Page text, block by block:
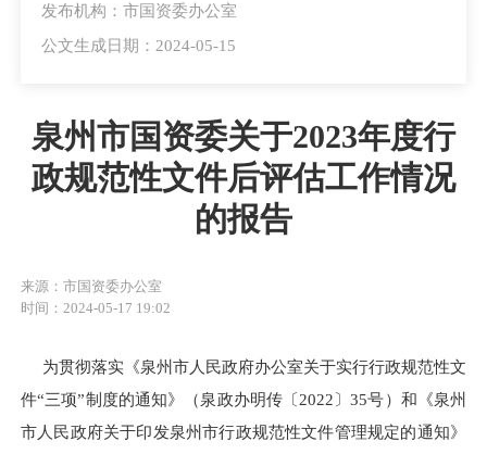
发布机构：市国资委办公室
公文生成日期：2024-05-15
泉州市国资委关于2023年度行
政规范性文件后评估工作情况
的报告
来源：市国资委办公室
时间：2024-05-17 19:02
为贯彻落实《泉州市人民政府办公室关于实行行政规范性文
件“三项”制度的通知》（泉政办明传〔2022〕35号）和《泉州
市人民政府关于印发泉州市行政规范性文件管理规定的通知》